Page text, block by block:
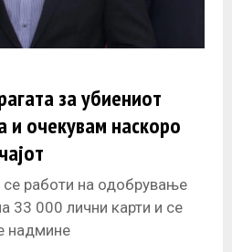
за убиениот
и очекувам наскоро
работи на одобрување
33 000 лични карти и се
надмине